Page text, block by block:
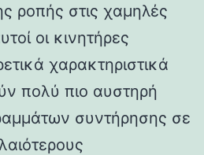
ροπής στις χαμηλές
οι κινητήρες
χαρακτηριστικά
πολύ πιο αυστηρή
συντήρησης σε